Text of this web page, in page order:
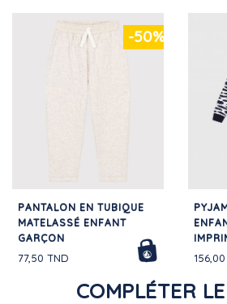
-50%
PANTALON EN TUBIQUE
MATELASSÉ ENFANT
GARÇON
77,50 TND
COMPLÉTER